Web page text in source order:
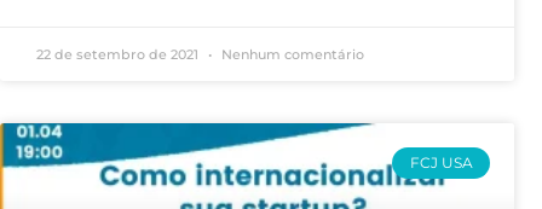
22 de setembro de 2021 Nenhum comentário
FCJ USA